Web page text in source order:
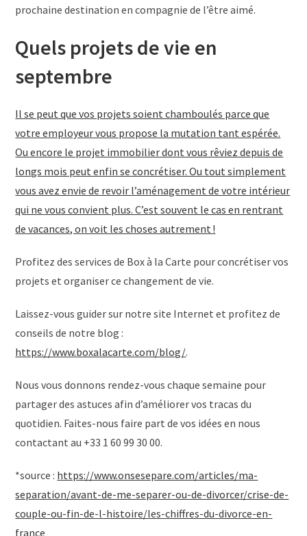
prochaine destination en compagnie de l’être aimé.
Quels projets de vie en
septembre
Il se peut que vos projets soient chamboulés parce que
votre employeur vous propose la mutation tant espérée.
Ou encore le projet immobilier dont vous rêviez depuis de
longs mois peut enfin se concrétiser. Ou tout simplement
vous avez envie de revoir l’aménagement de votre intérieur
qui ne vous convient plus. C’est souvent le cas en rentrant
de vacances, on voit les choses autrement !
Profitez des services de Box à la Carte pour concrétiser vos
projets et organiser ce changement de vie.
Laissez-vous guider sur notre site Internet et profitez de
conseils de notre blog :
https://www.boxalacarte.com/blog/.
Nous vous donnons rendez-vous chaque semaine pour
partager des astuces afin d’améliorer vos tracas du
quotidien. Faites-nous faire part de vos idées en nous
contactant au +33 1 60 99 30 00.
*source : https://www.onsesepare.com/articles/ma-
separation/avant-de-me-separer-ou-de-divorcer/crise-de-
couple-ou-fin-de-l-histoire/les-chiffres-du-divorce-en-
france